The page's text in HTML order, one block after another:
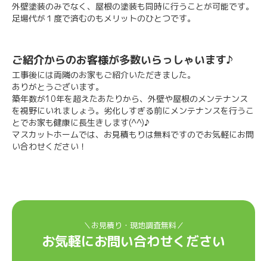
外壁塗装のみでなく、屋根の塗装も同時に行うことが可能です。
足場代が１度で済むのもメリットのひとつです。
ご紹介からのお客様が多数いらっしゃいます♪
工事後には両隣のお家もご紹介いただきました。
ありがとうございます。
築年数が10年を超えたあたりから、外壁や屋根のメンテナンス
を視野にいれましょう。劣化しすぎる前にメンテナンスを行うこ
とでお家も健康に長生きします(^^)♪
マスカットホームでは、お見積もりは無料ですのでお気軽にお問
い合わせください！
＼お見積り・現地調査無料／
お気軽にお問い合わせください